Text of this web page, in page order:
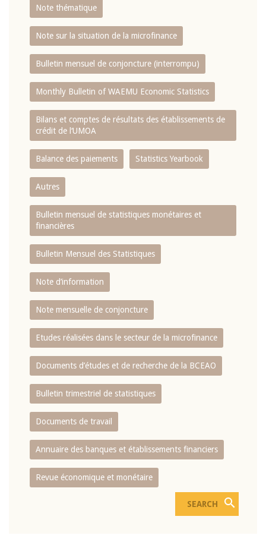
Note thématique
Note sur la situation de la microfinance
Bulletin mensuel de conjoncture (interrompu)
Monthly Bulletin of WAEMU Economic Statistics
Bilans et comptes de résultats des établissements de
crédit de l‘UMOA
Balance des paiements Statistics Yearbook
Autres
Bulletin mensuel de statistiques monétaires et
financières
Bulletin Mensuel des Statistiques
Note d’information
Note mensuelle de conjoncture
Etudes réalisées dans le secteur de la microfinance
Documents d’études et de recherche de la BCEAO
Bulletin trimestriel de statistiques
Documents de travail
Annuaire des banques et établissements financiers
Revue économique et monétaire